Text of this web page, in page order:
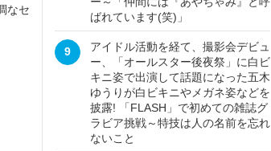
なセ
ばれています(笑)」
9
アイドル活動を経て、撮影会デビュ
ー、「オールスター後夜祭」に白ビ
キニ姿で出演して話題になった五木
ゆうりが白ビキニやメガネ姿などを
披露! 「FLASH」で初めての雑誌グ
ラビア挑戦～特技は人の名前を忘れ
ないこと